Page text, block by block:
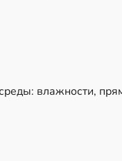
влажности,